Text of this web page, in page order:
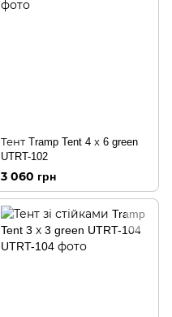
Тент Tramp Tent 4 х 6 green
UTRT-102
3 060 грн